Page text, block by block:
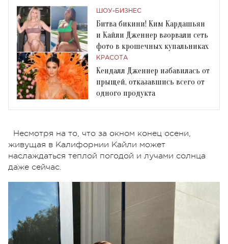
ШОУ-БИЗНЕС
Битва бикини! Ким Кардашьян
и Кайли Дженнер взорвали сеть
фото в крошечных купальниках
КРАСОТА
Кендалл Дженнер избавилась от
прыщей, отказавшись всего от
одного продукта
Несмотря на то, что за окном конец осени,
живущая в Калифорнии Кайли может
наслаждаться теплой погодой и лучами солнца
даже сейчас.